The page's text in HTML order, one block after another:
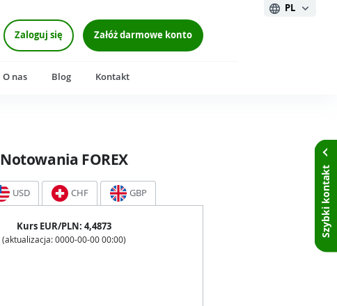
Zaloguj się Załóż darmowe konto
PL
O nas Blog Kontakt
Notowania FOREX
USD CHF GBP
Kurs EUR/PLN: 4,4873
(aktualizacja: 0000-00-00 00:00)
Szybki kontakt